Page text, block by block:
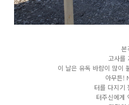
본
고사를
이 날은 유독 바람이 많이
아무튼!
터를 다지기
터주신에게